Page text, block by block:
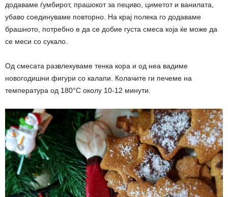
додаваме ѓумбирот, прашокот за пециво, циметот и ванилата,
убаво соединуваме повторно. На крај полека го додаваме
брашното, потребно е да се добие густа смеса која ќе може да
се меси со сукало.
Од смесата развлекуваме тенка кора и од неа вадиме
новогодишни фигури со калапи. Колачите ги печеме на
температура од 180°С околу 10-12 минути.